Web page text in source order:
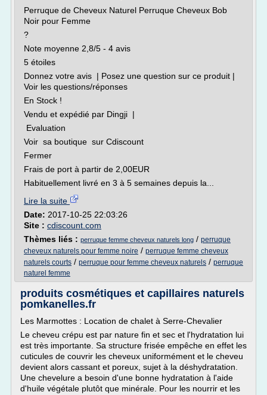
Perruque de Cheveux Naturel Perruque Cheveux Bob
Noir pour Femme
?
Note moyenne 2,8/5 - 4 avis
5 étoiles
Donnez votre avis | Posez une question sur ce produit |
Voir les questions/réponses
En Stock !
Vendu et expédié par Dingji |
Evaluation
Voir sa boutique sur Cdiscount
Fermer
Frais de port à partir de 2,00EUR
Habituellement livré en 3 à 5 semaines depuis la...
Lire la suite
Date: 2017-10-25 22:03:26
Site : cdiscount.com
Thèmes liés : perruque femme cheveux naturels long / perruque
cheveux naturels pour femme noire / perruque femme cheveux
naturels courts / perruque pour femme cheveux naturels / perruque
naturel femme
produits cosmétiques et capillaires naturels
pomkanelles.fr
Les Marmottes : Location de chalet à Serre-Chevalier
Le cheveu crépu est par nature fin et sec et l'hydratation lui
est très importante. Sa structure frisée empêche en effet les
cuticules de couvrir les cheveux uniformément et le cheveu
devient alors cassant et poreux, sujet à la déshydratation.
Une chevelure a besoin d'une bonne hydratation à l'aide
d'huile végétale plutôt que minérale. Pour les nourrir et les